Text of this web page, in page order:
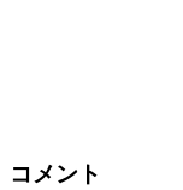
コメント